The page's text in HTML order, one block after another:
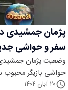
پژمان جمشیدی
سفر و حواشی
وضعیت پژمان جمشیدی
حواشی بازیگر محبوب
۲۰ آبان ۱۴۰۴